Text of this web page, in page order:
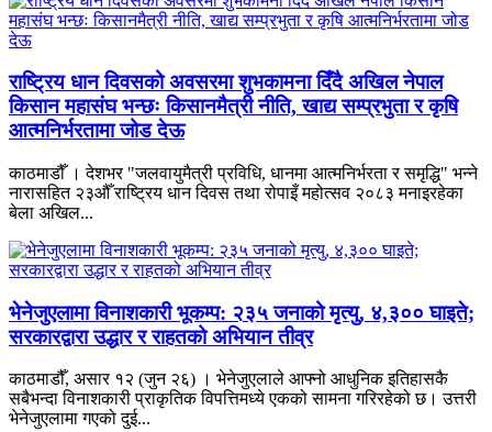
राष्ट्रिय धान दिवसको अवसरमा शुभकामना दिँदै अखिल नेपाल
किसान महासंघ भन्छः किसानमैत्री नीति, खाद्य सम्प्रभुता र कृषि
आत्मनिर्भरतामा जोड देऊ
काठमाडौँ । देशभर "जलवायुमैत्री प्रविधि, धानमा आत्मनिर्भरता र समृद्धि" भन्ने
नारासहित २३औँ राष्ट्रिय धान दिवस तथा रोपाइँ महोत्सव २०८३ मनाइरहेका
बेला अखिल...
भेनेजुएलामा विनाशकारी भूकम्प: २३५ जनाको मृत्यु, ४,३०० घाइते;
सरकारद्वारा उद्धार र राहतको अभियान तीव्र
काठमाडौँ, असार १२ (जुन २६) । भेनेजुएलाले आफ्नो आधुनिक इतिहासकै
सबैभन्दा विनाशकारी प्राकृतिक विपत्तिमध्ये एकको सामना गरिरहेको छ। उत्तरी
भेनेजुएलामा गएको दुई...